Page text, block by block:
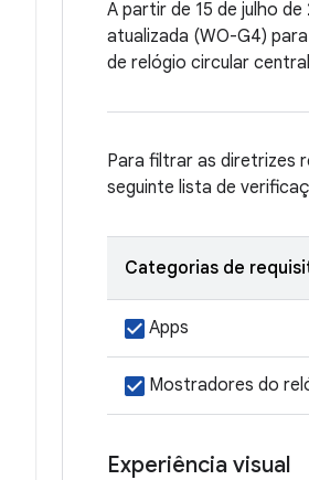
A partir de 15 de julho
atualizada (WO-G4)
de relógio circular
Para filtrar as diretrizes
seguinte lista de
Categorias de
Apps
Mostradores do
Experiência visual